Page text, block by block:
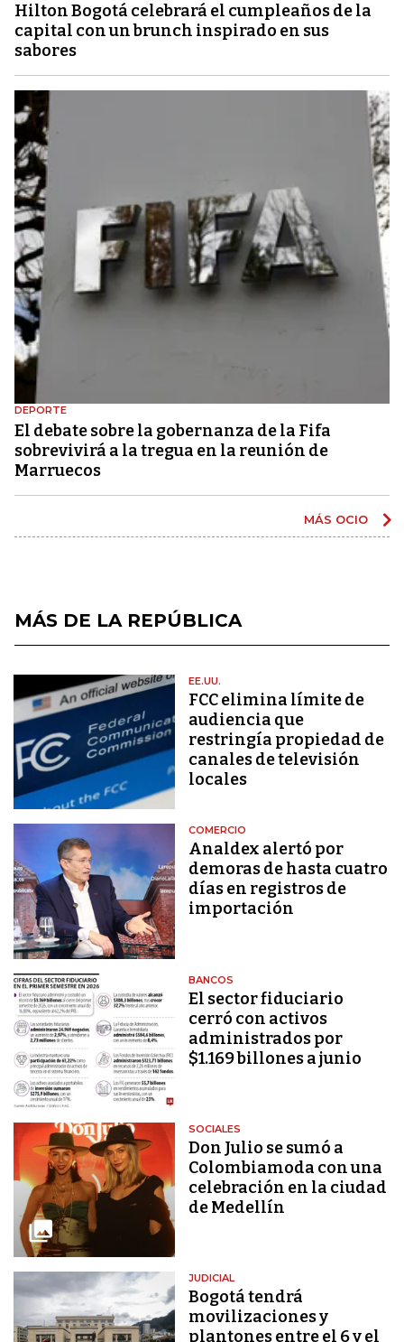
Hilton Bogotá celebrará el cumpleaños de la
capital con un brunch inspirado en sus
sabores
DEPORTE
El debate sobre la gobernanza de la Fifa
sobrevivirá a la tregua en la reunión de
Marruecos
MÁS OCIO
MÁS DE LA REPÚBLICA
EE.UU.
FCC elimina límite de
audiencia que
restringía propiedad de
canales de televisión
locales
COMERCIO
Analdex alertó por
demoras de hasta cuatro
días en registros de
importación
BANCOS
El sector fiduciario
cerró con activos
administrados por
$1.169 billones a junio
SOCIALES
Don Julio se sumó a
Colombiamoda con una
celebración en la ciudad
de Medellín
JUDICIAL
Bogotá tendrá
movilizaciones y
plantones entre el 6 y el